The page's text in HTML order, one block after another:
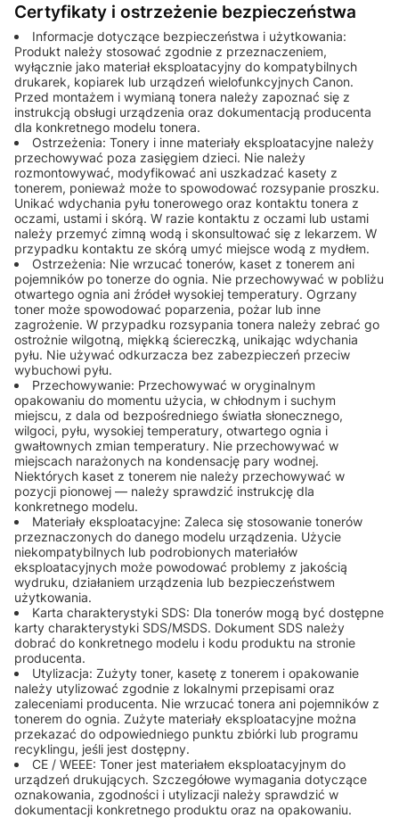
Certyfikaty i ostrzeżenie bezpieczeństwa
Informacje dotyczące bezpieczeństwa i użytkowania:
Produkt należy stosować zgodnie z przeznaczeniem,
wyłącznie jako materiał eksploatacyjny do kompatybilnych
drukarek, kopiarek lub urządzeń wielofunkcyjnych Canon.
Przed montażem i wymianą tonera należy zapoznać się z
instrukcją obsługi urządzenia oraz dokumentacją producenta
dla konkretnego modelu tonera.
Ostrzeżenia: Tonery i inne materiały eksploatacyjne należy
przechowywać poza zasięgiem dzieci. Nie należy
rozmontowywać, modyfikować ani uszkadzać kasety z
tonerem, ponieważ może to spowodować rozsypanie proszku.
Unikać wdychania pyłu tonerowego oraz kontaktu tonera z
oczami, ustami i skórą. W razie kontaktu z oczami lub ustami
należy przemyć zimną wodą i skonsultować się z lekarzem. W
przypadku kontaktu ze skórą umyć miejsce wodą z mydłem.
Ostrzeżenia: Nie wrzucać tonerów, kaset z tonerem ani
pojemników po tonerze do ognia. Nie przechowywać w pobliżu
otwartego ognia ani źródeł wysokiej temperatury. Ogrzany
toner może spowodować poparzenia, pożar lub inne
zagrożenie. W przypadku rozsypania tonera należy zebrać go
ostrożnie wilgotną, miękką ściereczką, unikając wdychania
pyłu. Nie używać odkurzacza bez zabezpieczeń przeciw
wybuchowi pyłu.
Przechowywanie: Przechowywać w oryginalnym
opakowaniu do momentu użycia, w chłodnym i suchym
miejscu, z dala od bezpośredniego światła słonecznego,
wilgoci, pyłu, wysokiej temperatury, otwartego ognia i
gwałtownych zmian temperatury. Nie przechowywać w
miejscach narażonych na kondensację pary wodnej.
Niektórych kaset z tonerem nie należy przechowywać w
pozycji pionowej — należy sprawdzić instrukcję dla
konkretnego modelu.
Materiały eksploatacyjne: Zaleca się stosowanie tonerów
przeznaczonych do danego modelu urządzenia. Użycie
niekompatybilnych lub podrobionych materiałów
eksploatacyjnych może powodować problemy z jakością
wydruku, działaniem urządzenia lub bezpieczeństwem
użytkowania.
Karta charakterystyki SDS: Dla tonerów mogą być dostępne
karty charakterystyki SDS/MSDS. Dokument SDS należy
dobrać do konkretnego modelu i kodu produktu na stronie
producenta.
Utylizacja: Zużyty toner, kasetę z tonerem i opakowanie
należy utylizować zgodnie z lokalnymi przepisami oraz
zaleceniami producenta. Nie wrzucać tonera ani pojemników z
tonerem do ognia. Zużyte materiały eksploatacyjne można
przekazać do odpowiedniego punktu zbiórki lub programu
recyklingu, jeśli jest dostępny.
CE / WEEE: Toner jest materiałem eksploatacyjnym do
urządzeń drukujących. Szczegółowe wymagania dotyczące
oznakowania, zgodności i utylizacji należy sprawdzić w
dokumentacji konkretnego produktu oraz na opakowaniu.